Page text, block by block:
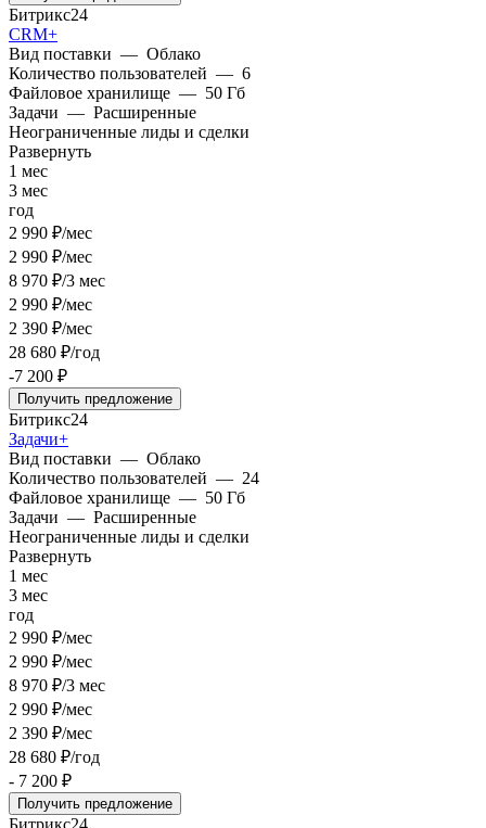
Битрикс24
CRM+
Вид поставки — Облако
Количество пользователей — 6
Файловое хранилище — 50 Гб
Задачи — Расширенные
Неограниченные лиды и сделки
Развернуть
1 мес
3 мес
год
2 990 ₽/мес
2 990 ₽/мес
8 970 ₽/3 мес
2 990 ₽/мес
2 390 ₽/мес
28 680 ₽/год
-7 200 ₽
Получить предложение
Битрикс24
Задачи+
Вид поставки — Облако
Количество пользователей — 24
Файловое хранилище — 50 Гб
Задачи — Расширенные
Неограниченные лиды и сделки
Развернуть
1 мес
3 мес
год
2 990 ₽/мес
2 990 ₽/мес
8 970 ₽/3 мес
2 990 ₽/мес
2 390 ₽/мес
28 680 ₽/год
- 7 200 ₽
Получить предложение
Битрикс24